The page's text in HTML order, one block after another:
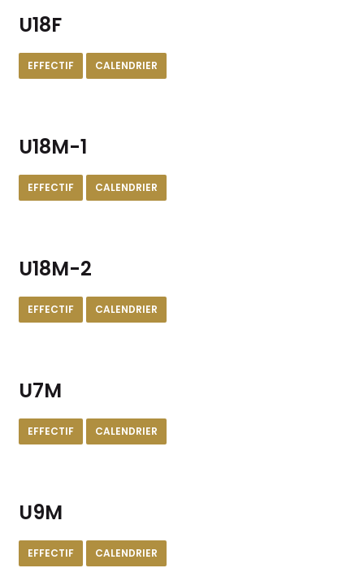
U18F
EFFECTIF CALENDRIER
U18M-1
EFFECTIF CALENDRIER
U18M-2
EFFECTIF CALENDRIER
U7M
EFFECTIF CALENDRIER
U9M
EFFECTIF CALENDRIER